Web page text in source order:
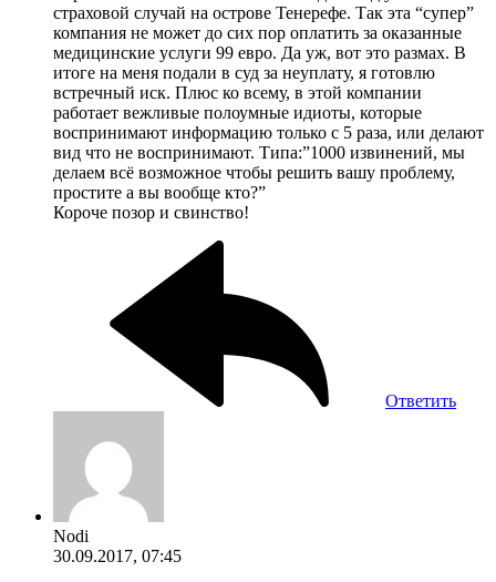
страховой случай на острове Тенерефе. Так эта “супер”
компания не может до сих пор оплатить за оказанные
медицинские услуги 99 евро. Да уж, вот это размах. В
итоге на меня подали в суд за неуплату, я готовлю
встречный иск. Плюс ко всему, в этой компании
работает вежливые полоумные идиоты, которые
воспринимают информацию только с 5 раза, или делают
вид что не воспринимают. Типа:”1000 извинений, мы
делаем всё возможное чтобы решить вашу проблему,
простите а вы вообще кто?”
Короче позор и свинство!
Ответить
Nodi
30.09.2017, 07:45